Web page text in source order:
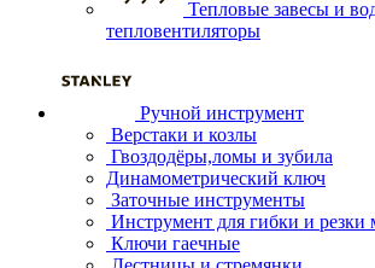
Тепловые завесы и
тепловентиляторы
Ручной инструмент
Верстаки и козлы
Гвоздодёры,ломы и зубила
Динамометрический ключ
Заточные инструменты
Инструмент для гибки и резки
Ключи гаечные